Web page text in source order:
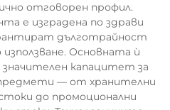
отговорен профил.
е изградена по здрави
дълготрайност
Основната ѝ
значителен капацитет за
предмети — от хранителни
до промоционални